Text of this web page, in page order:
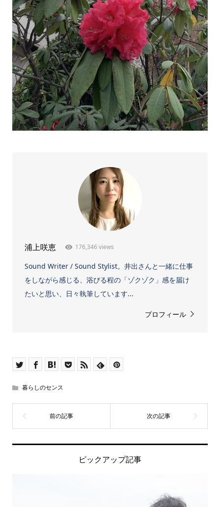
浦上咲恵 176,346 views
Sound Writer / Sound Stylist。井出さんと一緒に仕事
をしながら感じる、浴びる程の「ゾクゾク」感を届け
たいと思い、日々執筆しています...
プロフィール
暮らしのセンス
ピックアップ記事